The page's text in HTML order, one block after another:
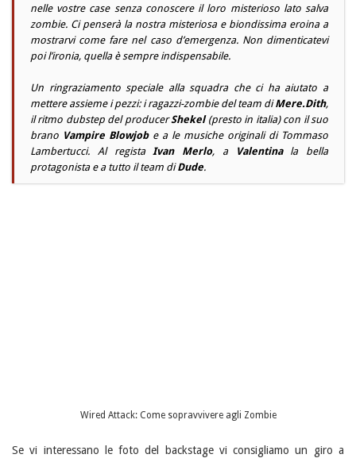
nelle vostre case senza conoscere il loro misterioso lato salva
zombie. Ci penserà la nostra misteriosa e biondissima eroina a
mostrarvi come fare nel caso d’emergenza. Non dimenticatevi
poi l’ironia, quella è sempre indispensabile.
Un ringraziamento speciale alla squadra che ci ha aiutato a
mettere assieme i pezzi: i ragazzi-zombie del team diMere.Dith,
il ritmo dubstep del producerShekel(presto in italia) con il suo
brano Vampire Blowjobe a le musiche originali di Tommaso
Lambertucci. Al registaIvan Merlo, a Valentinala bella
protagonista e a tutto il team diDude.
Wired Attack: Come sopravvivere agli Zombie
Se vi interessano le foto del backstage vi consigliamo un giro a